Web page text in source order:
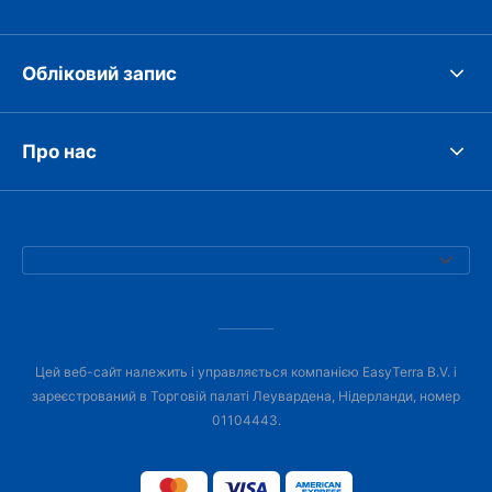
Обліковий запис
Про нас
Цей веб-сайт належить і управляється компанією EasyTerra B.V. і
зареєстрований в Торговій палаті Леувардена, Нідерланди, номер
01104443.